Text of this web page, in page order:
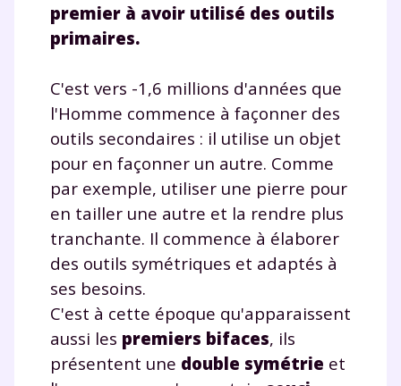
premier à avoir utilisé des outils
primaires.
C'est vers -1,6 millions d'années que
l'Homme commence à façonner des
outils secondaires : il utilise un objet
pour en façonner un autre. Comme
par exemple, utiliser une pierre pour
en tailler une autre et la rendre plus
tranchante. Il commence à élaborer
des outils symétriques et adaptés à
ses besoins.
C'est à cette époque qu'apparaissent
aussi les premiers bifaces, ils
présentent une double symétrie et
et de réussir votre
Testez gratuitement
pendant 24h notre
plateforme de soutien
scolaire !
Fiches de cours et vidéos,exercices
corrigés,podcasts de révisions
espace dédié aux parents
pour
suivre les progrès